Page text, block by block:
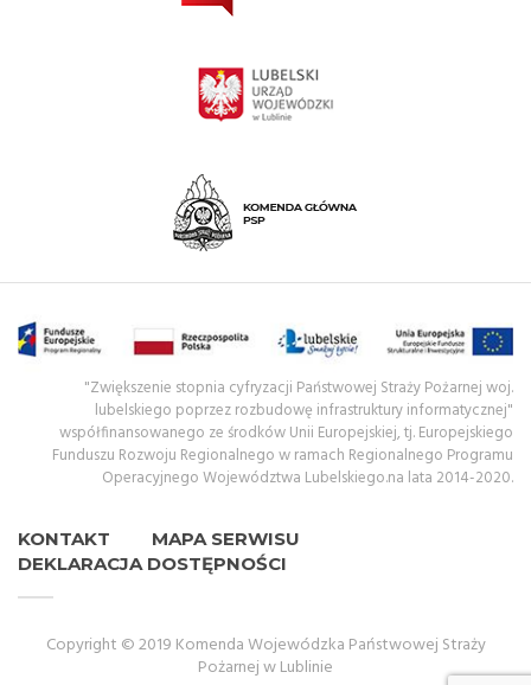
KONTAKT
MAPA SERWISU
DEKLARACJA DOSTĘPNOŚCI
Copyright © 2019 Komenda Wojewódzka Państwowej Straży
Pożarnej w Lublinie
"Zwiększenie stopnia cyfryzacji Państwowej Straży Pożarnej woj.
lubelskiego poprzez rozbudowę infrastruktury informatycznej"
współfinansowanego ze środków Unii Europejskiej, tj. Europejskiego
Funduszu Rozwoju Regionalnego w ramach Regionalnego Programu
Operacyjnego Województwa Lubelskiego.na lata 2014-2020.